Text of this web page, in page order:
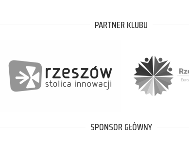
PARTNER KLUBU
SPONSOR GŁÓWNY